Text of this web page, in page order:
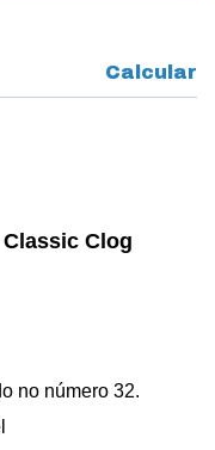
Calcular
Clog
no número 32.